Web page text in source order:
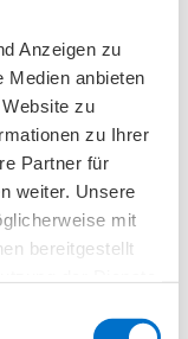
Anzeigen zu
Medien anbieten
zu
zu Ihrer
Partner für
weiter. Unsere
mit
bereitgestellt
sondern
wie in
der Kauf
und